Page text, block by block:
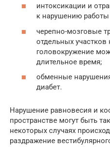
интоксикации и
к нарушению работы
черепно-мозговые
отдельных
головокружение
длительное время;
обменные
диабет.
Нарушение равновесия и
пространстве могут быть
некоторых случаях
раздражение